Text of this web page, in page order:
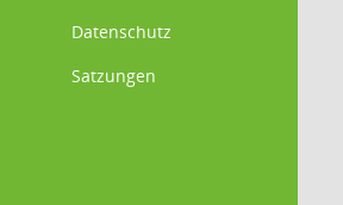
Datenschutz
Satzungen